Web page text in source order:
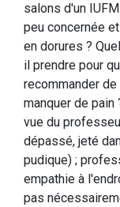
salons d'un
peu concernée
en dorures ?
il prendre pour
recommander
manquer de
vue du
dépassé, jeté
pudique) ;
empathie à
pas